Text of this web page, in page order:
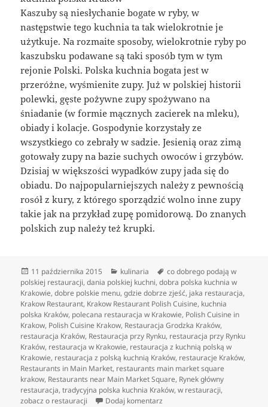
Kaszuby są niesłychanie bogate w ryby, w
następstwie tego kuchnia ta tak wielokrotnie je
użytkuje. Na rozmaite sposoby, wielokrotnie ryby po
kaszubsku podawane są taki sposób tym w tym
rejonie Polski. Polska kuchnia bogata jest w
przeróżne, wyśmienite zupy. Już w polskiej historii
polewki, gęste pożywne zupy spożywano na
śniadanie (w formie mącznych zacierek na mleku),
obiady i kolacje. Gospodynie korzystały ze
wszystkiego co zebrały w sadzie. Jesienią oraz zimą
gotowały zupy na bazie suchych owoców i grzybów.
Dzisiaj w większości wypadków zupy jada się do
obiadu. Do najpopularniejszych należy z pewnością
rosół z kury, z którego sporządzić wolno inne zupy
takie jak na przykład zupę pomidorową. Do znanych
polskich zup należy też krupki.
Data
publikacji
11 października 2015 Kategorie
kulinaria Tagi
co dobrego podają w
polskiej restauracji,dania polskiej kuchni,dobra polska kuchnia w
Krakowie,dobre polskie menu,gdzie dobrze zjeść, jaka restauracja,
Krakow Restaurant, Krakow Restaurant Polish Cuisine, kuchnia
polska Kraków, polecana restauracja w Krakowie, Polish Cuisine in
Krakow, Polish Cuisine Krakow, Restauracja Grodzka Kraków,
restauracja Kraków, Restauracja przy Rynku, restauracja przy Rynku
Kraków, restauracja w Krakowie, restauracja z kuchnią polską w
Krakowie, restauracja z polską kuchnią Kraków, restauracje Kraków,
Restaurants in Main Market, restaurants main market square
krakow, Restaurants near Main Market Square, Rynek główny
restauracja,tradycyjna polska kuchnia Kraków,w restauracji,
zobacz o restauracji
Dodaj komentarz